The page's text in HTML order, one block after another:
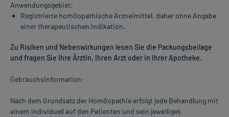
Anwendungsgebiet:
Registrierte homöopathische Arzneimittel, daher ohne Angabe
einer therapeutischen Indikation.
Zu Risiken und Nebenwirkungen lesen Sie die Packungsbeilage
und fragen Sie Ihre Ärztin, Ihren Arzt oder in Ihrer Apotheke.
Gebrauchsinformation:
Nach dem Grundsatz der Homöopathie erfolgt jede Behandlung mit
einem individuell auf den Patienten und sein jeweiliges